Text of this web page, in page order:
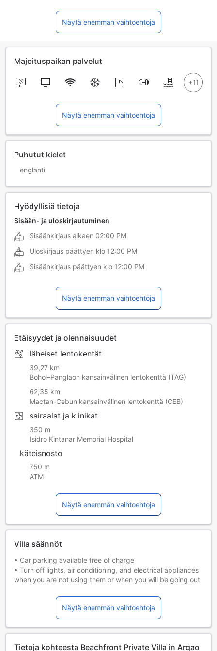
Näytä enemmän vaihtoehtoja
Majoituspaikan palvelut
Näytä enemmän vaihtoehtoja
Puhutut kielet
englanti
Hyödyllisiä tietoja
Sisään- ja uloskirjautuminen
Sisäänkirjaus alkaen 02:00 PM
Uloskirjaus päättyen klo 12:00 PM
Sisäänkirjaus päättyen klo 12:00 PM
Näytä enemmän vaihtoehtoja
Etäisyydet ja olennaisuudet
läheiset lentokentät
39,27 km
Bohol–Panglaon kansainvälinen lentokenttä (TAG)
62,35 km
Mactan-Cebun kansainvälinen lentokenttä (CEB)
sairaalat ja klinikat
350 m
Isidro Kintanar Memorial Hospital
käteisnosto
750 m
ATM
Näytä enemmän vaihtoehtoja
Villa säännöt
• Car parking available free of charge
• Turn off lights, air conditioning, and electrical appliances
when you are not using them or when you will be going out
• Lock the door and close the windows when leaving the
• Be careful when using cooking appliances, heaters, or
other fire hazards.
clean.
Näytä enemmän vaihtoehtoja
Tietoja kohteesta Beachfront Private Villa in Argao